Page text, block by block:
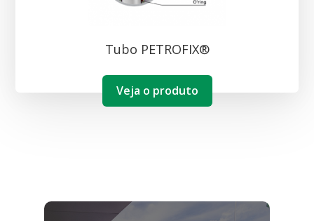
Tubo PETROFIX®
Veja o produto